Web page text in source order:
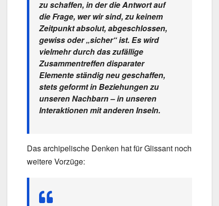
zu schaffen, in der die Antwort auf
die Frage, wer wir sind, zu keinem
Zeitpunkt absolut, abgeschlossen,
gewiss oder „sicher“ ist. Es wird
vielmehr durch das zufällige
Zusammentreffen disparater
Elemente ständig neu geschaffen,
stets geformt in Beziehungen zu
unseren Nachbarn – in unseren
Interaktionen mit anderen Inseln.
Das archipelische Denken hat für Glissant noch
weitere Vorzüge: